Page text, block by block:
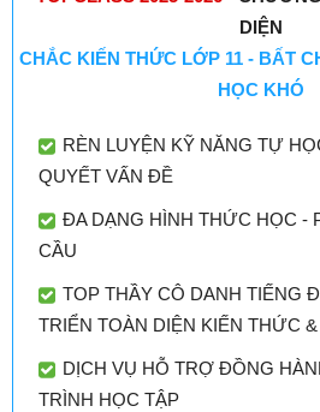
DIỆN
CHẮC KIẾN THỨC LỚP 11 - BẤT
HỌC KHÓ
RÈN LUYỆN KỸ NĂNG TỰ
QUYẾT VẤN ĐỀ
ĐA DẠNG HÌNH THỨC HỌC -
CẦU
TOP THẦY CÔ DANH TIẾNG
TRIỂN TOÀN DIỆN KIẾN THỨC
DỊCH VỤ HỖ TRỢ ĐỒNG
TRÌNH HỌC TẬP